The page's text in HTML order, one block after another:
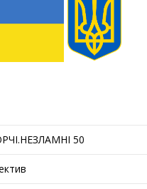
50